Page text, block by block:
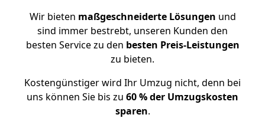
Wir bieten maßgeschneiderte Lösungen und
sind immer bestrebt, unseren Kunden den
besten Service zu den besten Preis-Leistungen
zu bieten.
Kostengünstiger wird Ihr Umzug nicht, denn bei
uns können Sie bis zu 60 % der Umzugskosten
sparen.